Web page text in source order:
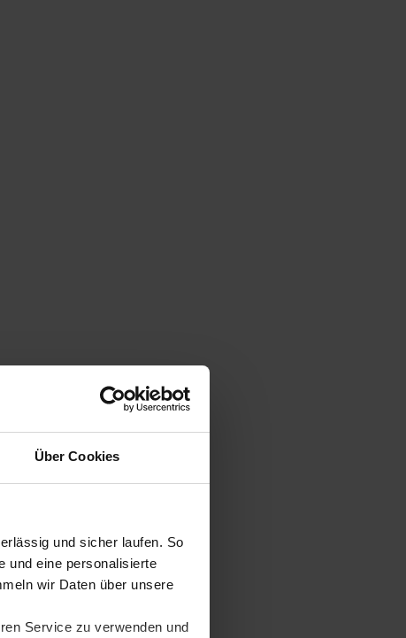
Über Cookies
und sicher laufen. So
und eine personalisierte
wir Daten über unsere
Service zu verwenden und